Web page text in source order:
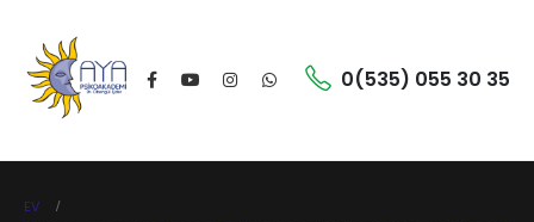
0(535) 055 30 35
EV